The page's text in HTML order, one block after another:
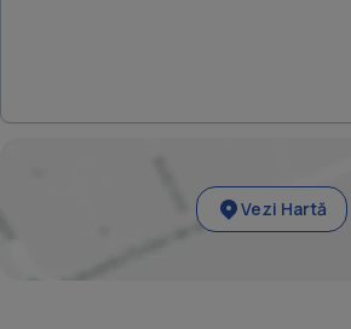
Vezi Hartă